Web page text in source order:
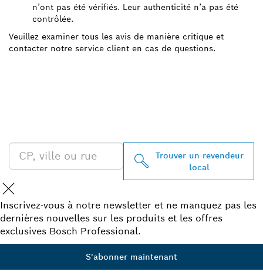
n’ont pas été vérifiés. Leur authenticité n’a pas été
contrôlée.
Veuillez examiner tous les avis de manière critique et
contacter notre service client en cas de questions.
Trouver un revendeur
local
Inscrivez-vous à notre newsletter et ne manquez pas les
dernières nouvelles sur les produits et les offres
exclusives Bosch Professional.
S'abonner maintenant